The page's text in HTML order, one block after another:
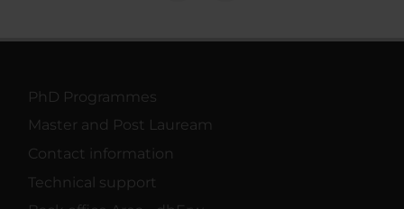
PhD Programmes
Master and Post Lauream
Contact information
Technical support